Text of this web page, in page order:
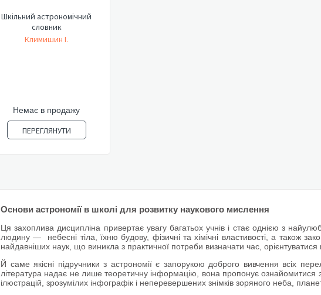
Шкільний астрономічний
словник
Климишин І.
Немає в продажу
ПЕРЕГЛЯНУТИ
Основи астрономії в школі для розвитку наукового мислення
Ця захоплива дисципліна привертає увагу багатьох учнів і стає однією з
людину — небесні тіла, їхню будову, фізичні та хімічні властивості, а також
найдавніших наук, що виникла з практичної потреби визначати час,
Й саме якісні підручники з астрономії є запорукою доброго вивчення всіх
література надає не лише теоретичну інформацію, вона пропонує
ілюстрацій, зрозумілих інфографік і неперевершених знімків зоряного неба, планет